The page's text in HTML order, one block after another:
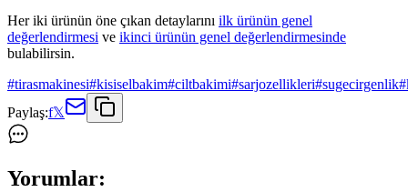
Her iki ürünün öne çıkan detaylarını ilk ürünün genel
değerlendirmesi ve ikinci ürünün genel değerlendirmesinde
bulabilirsin.
#tirasmakinesi#kisiselbakim#ciltbakimi#sarjozellikleri#sugecirgenlik#
Paylaş:f𝕏
Yorumlar: